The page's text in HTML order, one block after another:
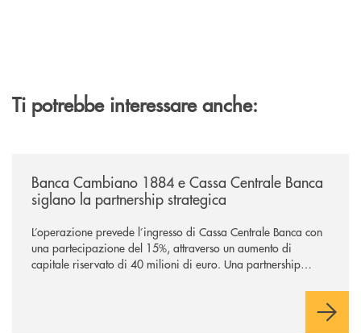
Ti potrebbe interessare anche:
Banca Cambiano 1884 e Cassa Centrale Banca
siglano la partnership strategica
L’operazione prevede l’ingresso di Cassa Centrale Banca con
una partecipazione del 15%, attraverso un aumento di
capitale riservato di 40 milioni di euro. Una partnership
comuni e sulla prossimità ai territori, per ampliare l’offerta e